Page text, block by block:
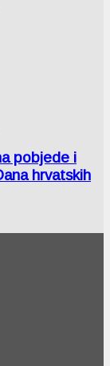
pobjede i
hrvatskih